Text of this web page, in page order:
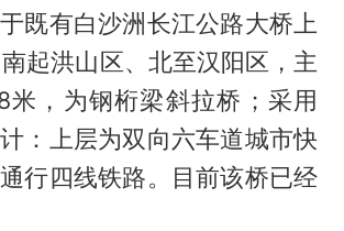
既有白沙洲长江公路大桥上
起洪山区、北至汉阳区，主
米，为钢桁梁斜拉桥；采用
：上层为双向六车道城市快
行四线铁路。目前该桥已经